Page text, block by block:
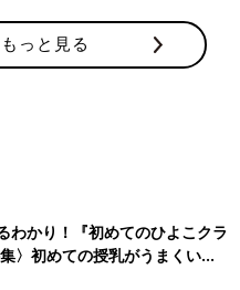
っと見る
わかり！『初めてのひよこクラ
〉初めての授乳がうまくい
の基本と夏のトラブル 解決テ